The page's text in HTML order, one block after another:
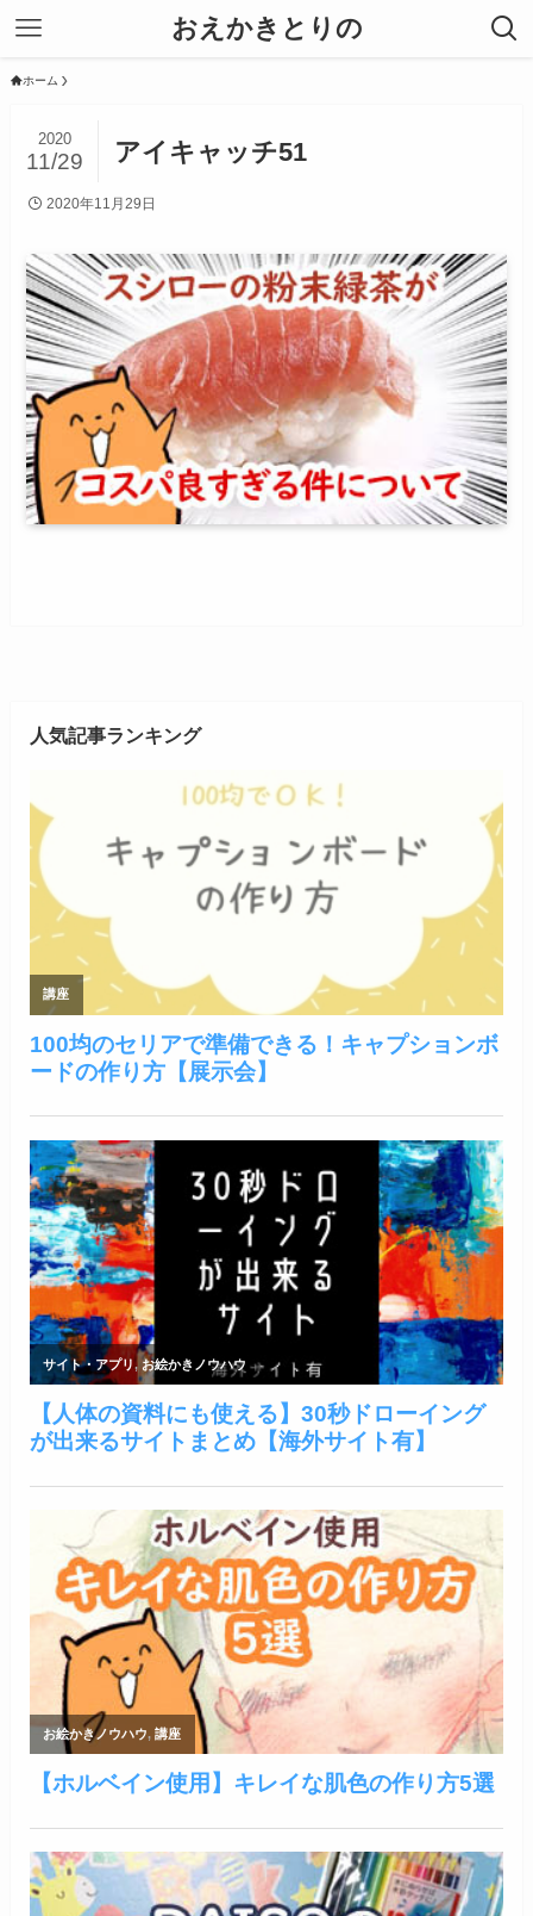
おえかきとりの
ホーム
アイキャッチ51
2020
11/29
2020年11月29日
人気記事ランキング